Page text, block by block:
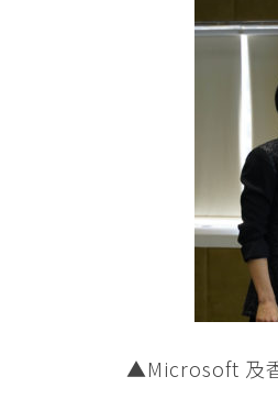
▲Microsoft 及